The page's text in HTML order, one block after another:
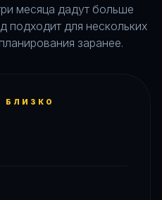
месяца дадут больше
подходит для нескольких
заранее.
БЛИЗКО